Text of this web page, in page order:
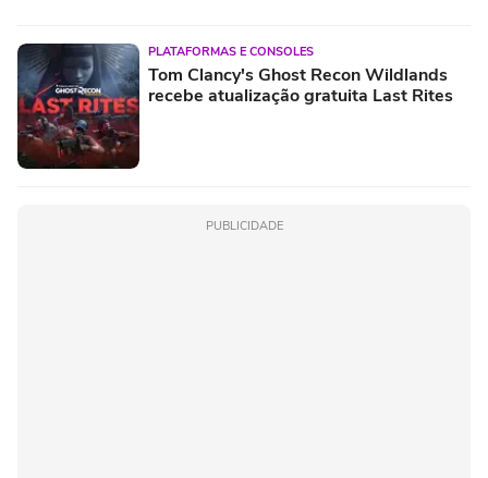
PLATAFORMAS E CONSOLES
Tom Clancy's Ghost Recon Wildlands
recebe atualização gratuita Last Rites
PUBLICIDADE